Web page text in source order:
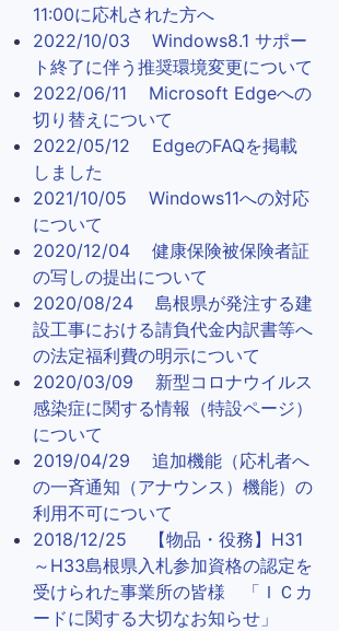
11:00に応札された方へ
2022/10/03 Windows8.1 サポー
ト終了に伴う推奨環境変更について
2022/06/11 Microsoft Edgeへの
切り替えについて
2022/05/12 EdgeのFAQを掲載
しました
2021/10/05 Windows11への対応
について
2020/12/04 健康保険被保険者証
の写しの提出について
2020/08/24 島根県が発注する建
設工事における請負代金内訳書等へ
の法定福利費の明示について
2020/03/09 新型コロナウイルス
感染症に関する情報（特設ページ）
について
2019/04/29 追加機能（応札者へ
の一斉通知（アナウンス）機能）の
利用不可について
2018/12/25 【物品・役務】H31
～H33島根県入札参加資格の認定を
受けられた事業所の皆様 「ＩＣカ
ードに関する大切なお知らせ」